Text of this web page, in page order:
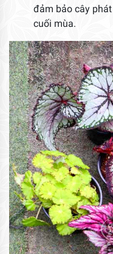
đảm bảo cây
cuối mùa.